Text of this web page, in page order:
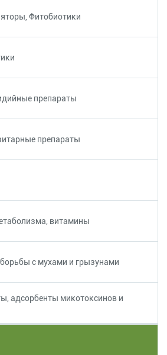
Фитобиотики
препараты
препараты
витамины
с мухами и грызунами
адсорбенты микотоксинов и